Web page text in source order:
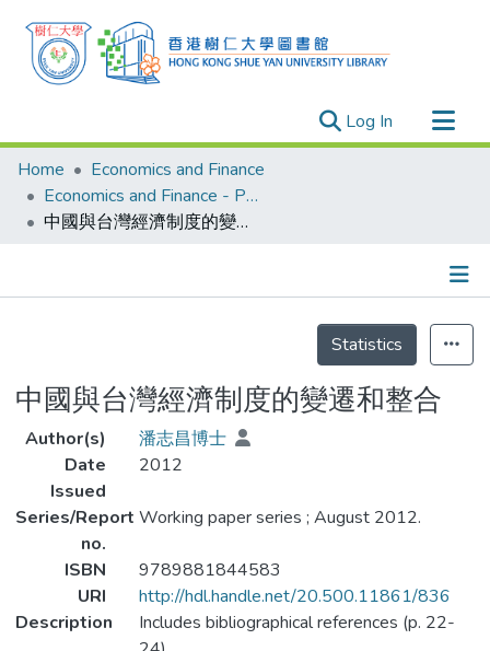
Log In (current)
Research Outputs
Researchers
Organizations
Events
Home
Economics and Finance
Economics and Finance - Publication
中國與台灣經濟制度的變遷和整合
Statistics
中國與台灣經濟制度的變遷和整合
Author(s)
潘志昌博士
Date
Issued
2012
Series/Report
no.
Working paper series ; August 2012.
ISBN
9789881844583
URI
http://hdl.handle.net/20.500.11861/836
Description
Includes bibliographical references (p. 22-